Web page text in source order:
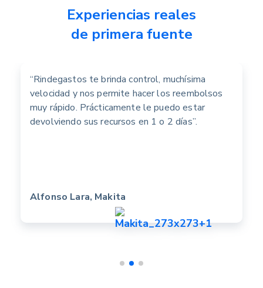
Experiencias reales
de primera fuente
“Rindegastos te brinda control, muchísima
velocidad y nos permite hacer los reembolsos
muy rápido. Prácticamente le puedo estar
devolviendo sus recursos en 1 o 2 días”.
Alfonso Lara, Makita